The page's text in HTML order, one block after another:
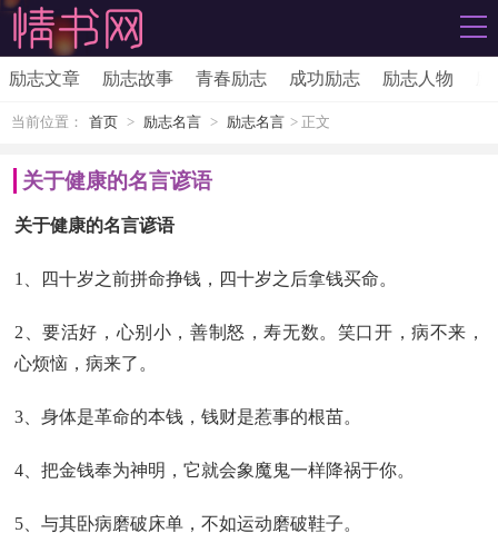
励志文章 励志故事 青春励志 成功励志 励志人物
当前位置： 首页 > 励志名言 > 励志名言 > 正文
关于健康的名言谚语
关于健康的名言谚语
1、四十岁之前拼命挣钱，四十岁之后拿钱买命。
2、要活好，心别小，善制怒，寿无数。笑口开，病不来，
心烦恼，病来了。
3、身体是革命的本钱，钱财是惹事的根苗。
4、把金钱奉为神明，它就会象魔鬼一样降祸于你。
5、与其卧病磨破床单，不如运动磨破鞋子。